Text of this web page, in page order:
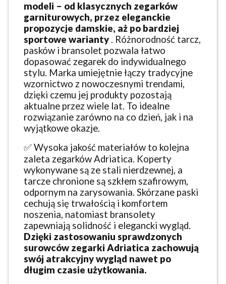
modeli – od klasycznych zegarków
garniturowych, przez eleganckie
propozycje damskie, aż po bardziej
sportowe warianty . Różnorodność tarcz,
pasków i bransolet pozwala łatwo
dopasować zegarek do indywidualnego
stylu. Marka umiejętnie łączy tradycyjne
wzornictwo z nowoczesnymi trendami,
dzięki czemu jej produkty pozostają
aktualne przez wiele lat. To idealne
rozwiązanie zarówno na co dzień, jak i na
wyjątkowe okazje.
✅ Wysoka jakość materiałów to kolejna
zaleta zegarków Adriatica. Koperty
wykonywane są ze stali nierdzewnej, a
tarcze chronione są szkłem szafirowym,
odpornym na zarysowania. Skórzane paski
cechują się trwałością i komfortem
noszenia, natomiast bransolety
zapewniają solidność i elegancki wygląd.
Dzięki zastosowaniu sprawdzonych
surowców zegarki Adriatica zachowują
swój atrakcyjny wygląd nawet po
długim czasie użytkowania.